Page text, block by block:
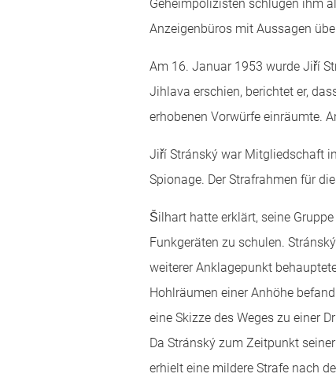
Geheimpolizisten schlugen ihm
Anzeigenbüros mit Aussagen
Am 16. Januar 1953 wurde Jiří
Jihlava erschien, berichtet er,
erhobenen Vorwürfe einräumte.
Jiří Stránský war Mitgliedschaft
Spionage. Der Strafrahmen für
Šilhart hatte erklärt, seine
Funkgeräten zu schulen.
weiterer Anklagepunkt
Hohlräumen einer Anhöhe
eine Skizze des Weges zu einer
Da Stránský zum Zeitpunkt
erhielt eine mildere Strafe nach